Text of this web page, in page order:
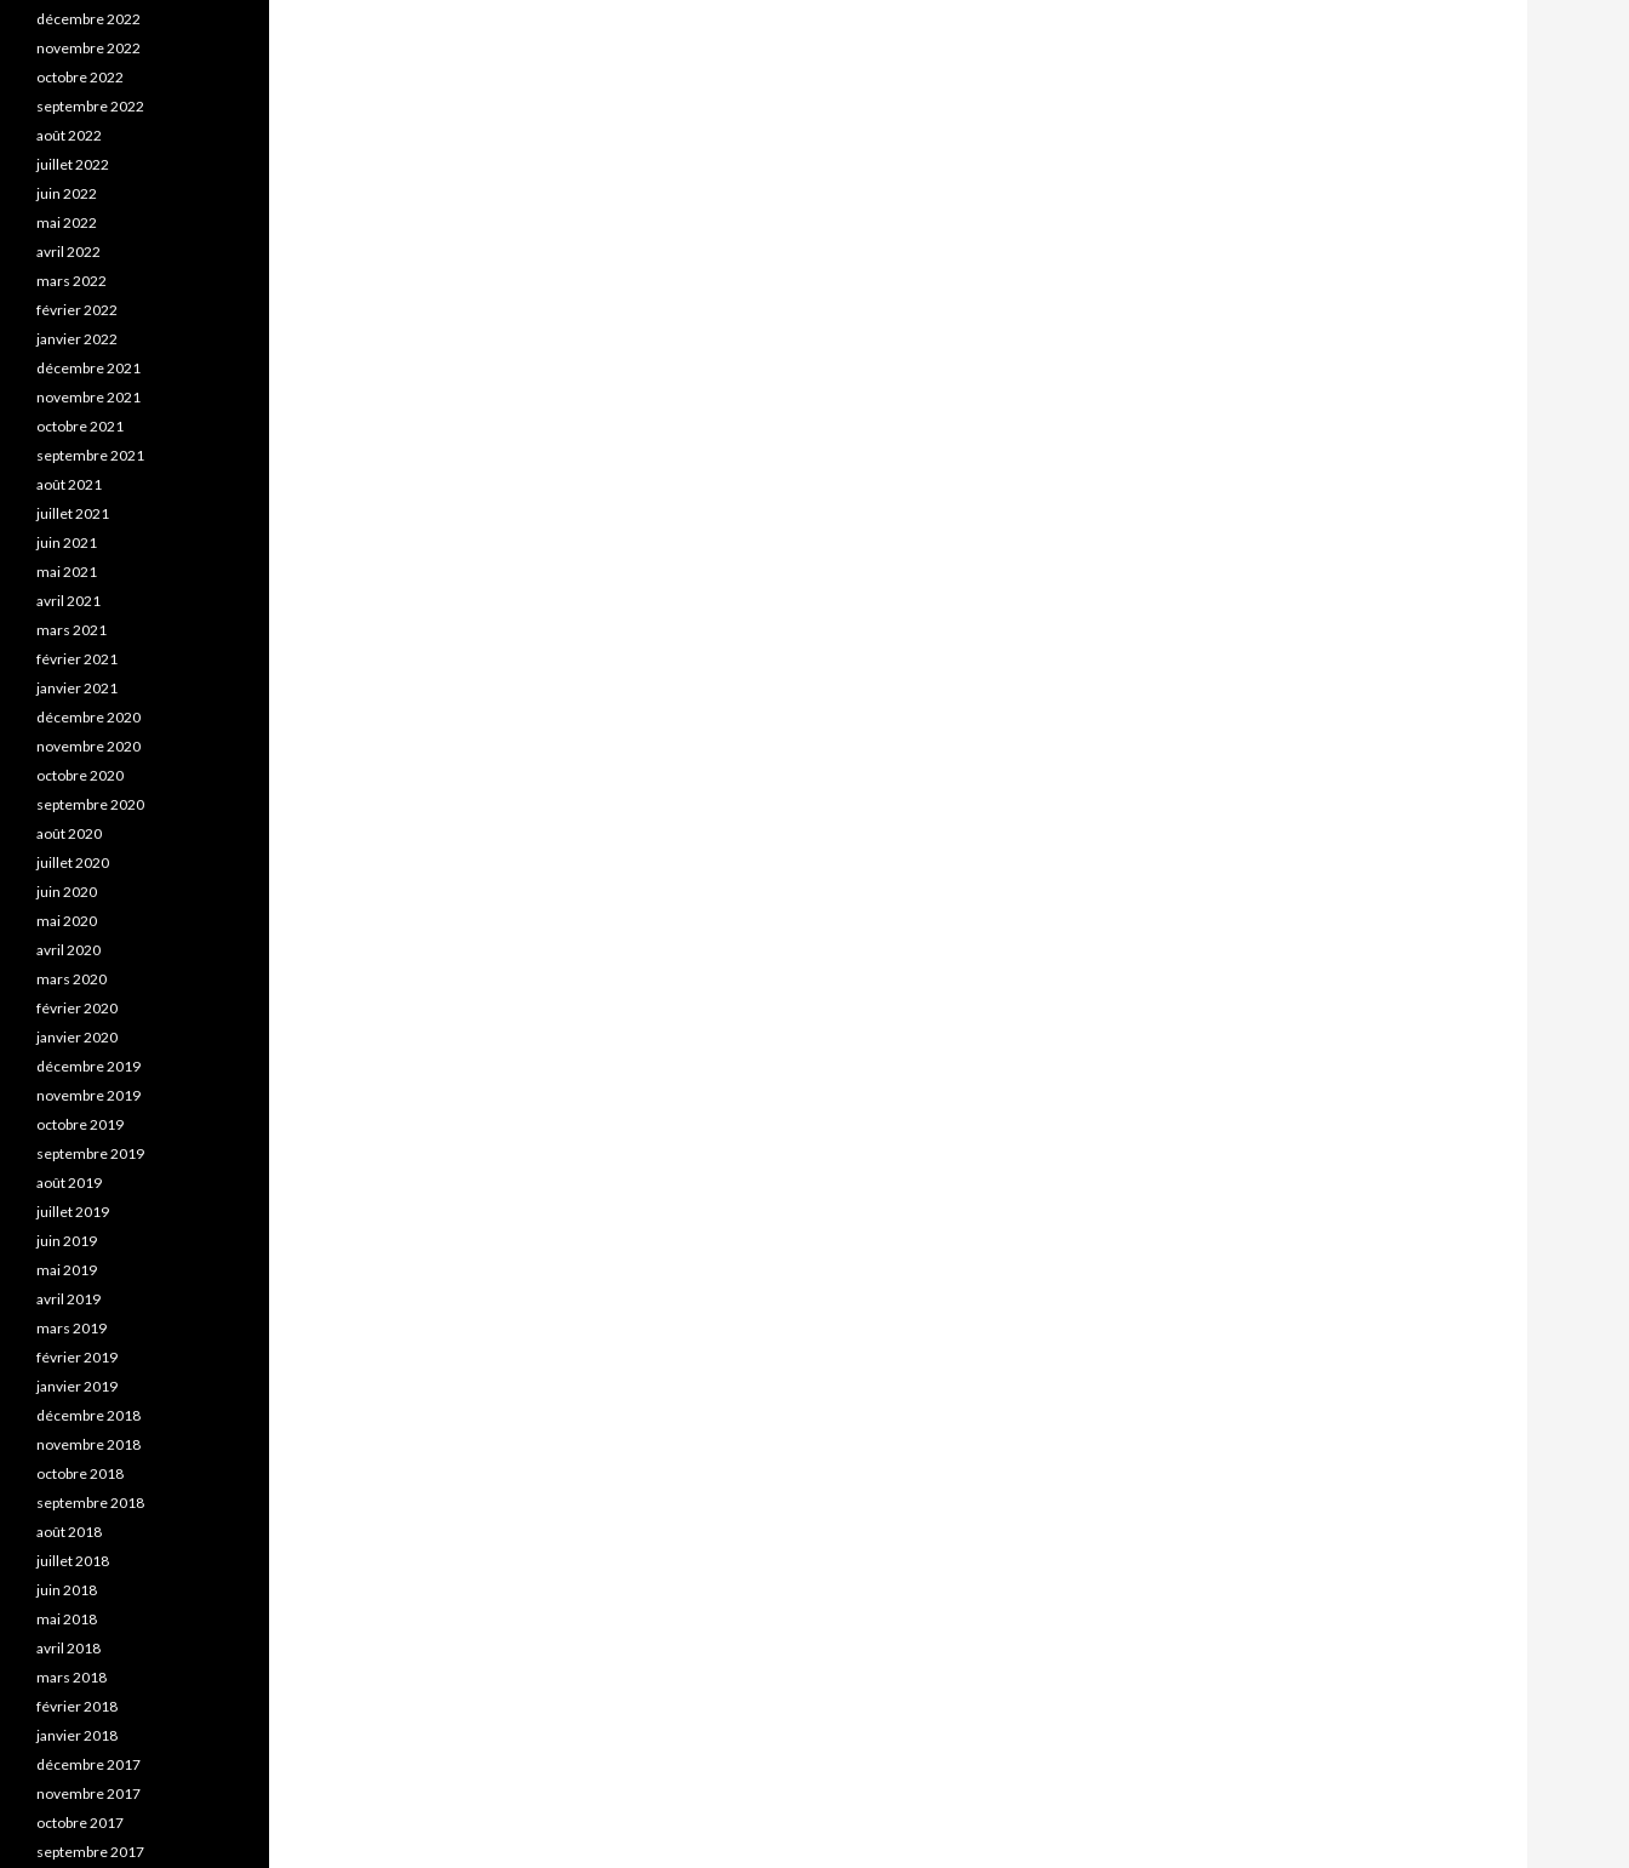
décembre 2022
novembre 2022
octobre 2022
septembre 2022
août 2022
juillet 2022
juin 2022
mai 2022
avril 2022
mars 2022
février 2022
janvier 2022
décembre 2021
novembre 2021
octobre 2021
septembre 2021
août 2021
juillet 2021
juin 2021
mai 2021
avril 2021
mars 2021
février 2021
janvier 2021
décembre 2020
novembre 2020
octobre 2020
septembre 2020
août 2020
juillet 2020
juin 2020
mai 2020
avril 2020
mars 2020
février 2020
janvier 2020
décembre 2019
novembre 2019
octobre 2019
septembre 2019
août 2019
juillet 2019
juin 2019
mai 2019
avril 2019
mars 2019
février 2019
janvier 2019
décembre 2018
novembre 2018
octobre 2018
septembre 2018
août 2018
juillet 2018
juin 2018
mai 2018
avril 2018
mars 2018
février 2018
janvier 2018
décembre 2017
novembre 2017
octobre 2017
septembre 2017